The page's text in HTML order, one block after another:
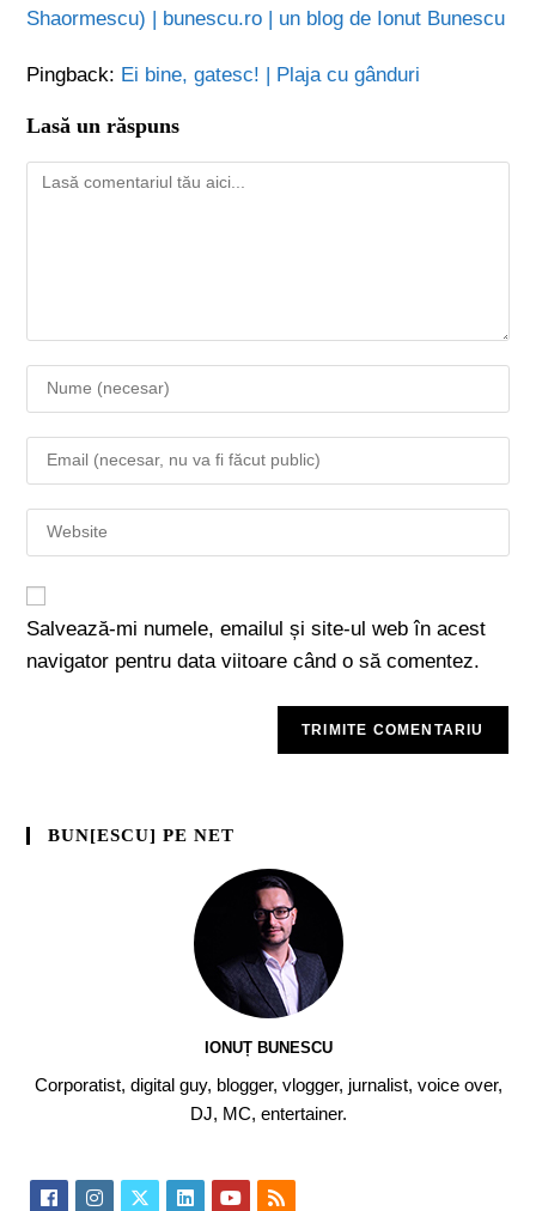
Shaormescu) | bunescu.ro | un blog de Ionut Bunescu
Pingback: Ei bine, gatesc! | Plaja cu gânduri
Lasă un răspuns
Salvează-mi numele, emailul și site-ul web în acest
navigator pentru data viitoare când o să comentez.
BUN[ESCU] PE NET
IONUȚ BUNESCU
Corporatist, digital guy, blogger, vlogger, jurnalist, voice over,
DJ, MC, entertainer.